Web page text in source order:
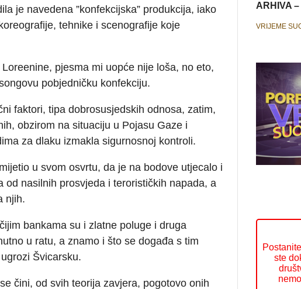
je navedena ”konfekcijska” produkcija, iako
tehnike i scenografije koje
pjesma mi uopće nije loša, no eto,
pobjedničku konfekciju.
faktori, tipa dobrosusjedskih odnosa, zatim,
obzirom na situaciju u Pojasu Gaze i
za dlaku izmakla sigurnosnoj kontroli.
u svom osvrtu, da je na bodove utjecalo i
nasilnih prosvjeda i terorističkih napada, a
njih.
bankama su i zlatne poluge i druga
u ratu, a znamo i što se događa s tim
Švicarsku.
čini, od svih teorija zavjera, pogotovo onih
ARHIVA
VRIJEME
ste